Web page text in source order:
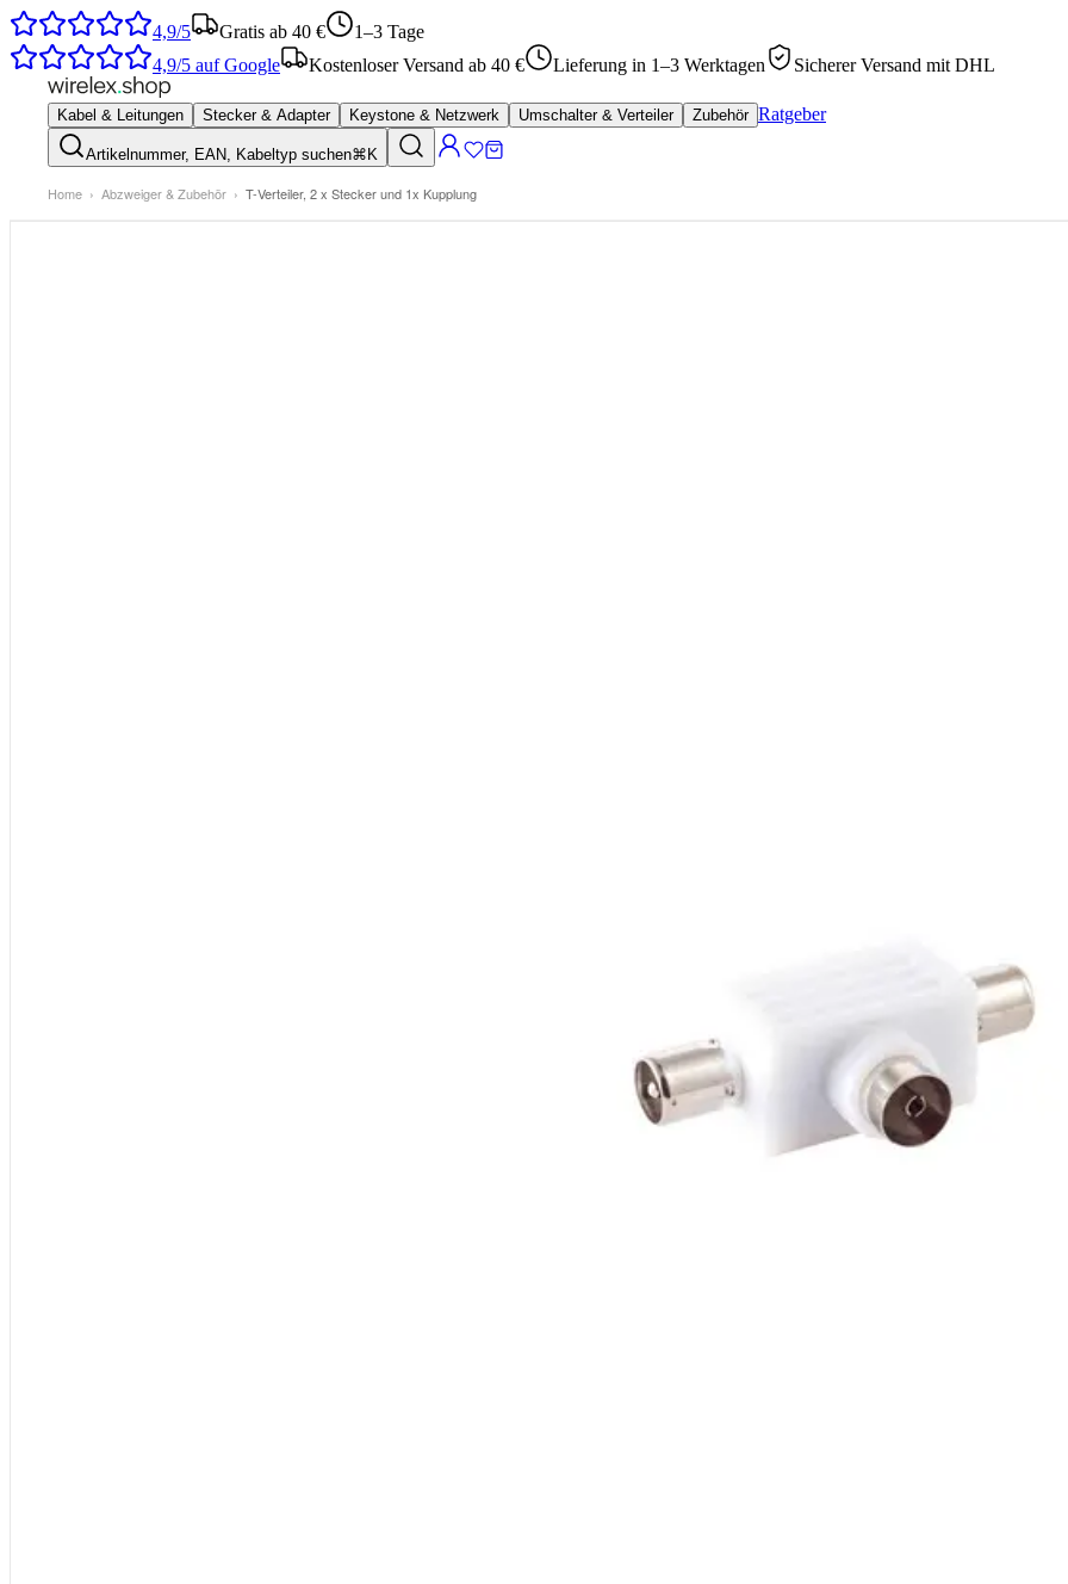
4,9/5 Gratis ab 40 €
1–3 Tage
4,9/5 auf Google Kostenloser Versand ab 40 € Lieferung in 1–3 Werktagen Sicherer Versand mit DHL
Kabel & Leitungen Stecker & Adapter Keystone & Netzwerk Umschalter & Verteiler Zubehör Ratgeber
Artikelnummer, EAN, Kabeltyp suchen⌘K
Home › Abzweiger & Zubehör › T-Verteiler, 2 x Stecker und 1x Kupplung